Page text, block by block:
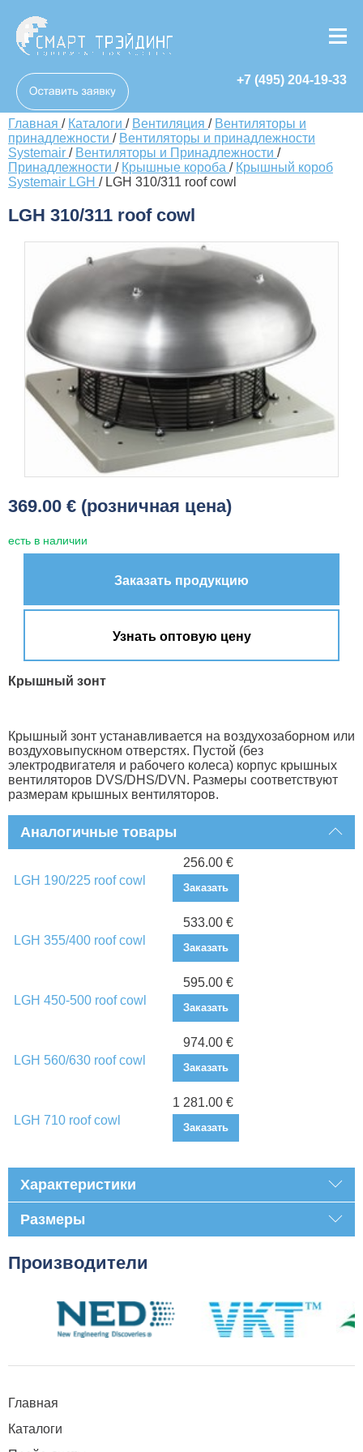
+7 (495) 204-19-33
Главная / Каталоги / Вентиляция / Вентиляторы и
принадлежности / Вентиляторы и принадлежности
Systemair / Вентиляторы и Принадлежности /
Принадлежности / Крышные короба / Крышный короб
Systemair LGH / LGH 310/311 roof cowl
LGH 310/311 roof cowl
369.00 € (розничная цена)
есть в наличии
Заказать продукцию
Узнать оптовую цену
Крышный зонт
Крышный зонт устанавливается на воздухозаборном или
воздуховыпускном отверстях. Пустой (без
электродвигателя и рабочего колеса) корпус крышных
вентиляторов DVS/DHS/DVN. Размеры соответствуют
размерам крышных вентиляторов.
Аналогичные товары
LGH 190/225 roof cowl
256.00 €
Заказать
LGH 355/400 roof cowl
533.00 €
Заказать
LGH 450-500 roof cowl
595.00 €
Заказать
LGH 560/630 roof cowl
974.00 €
Заказать
LGH 710 roof cowl
1 281.00 €
Заказать
Характеристики
Размеры
Производители
Главная
Каталоги